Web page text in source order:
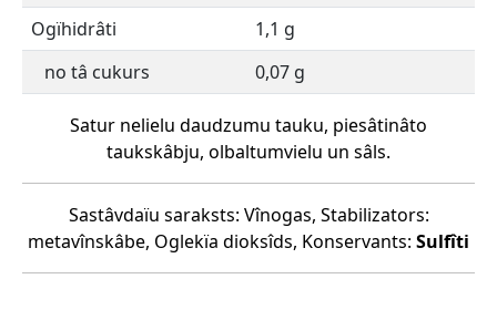
Ogïhidrâti
1,1 g
no tâ cukurs
0,07 g
Satur nelielu daudzumu tauku, piesâtinâto
taukskâbju, olbaltumvielu un sâls.
Sastâvdaïu saraksts: Vînogas, Stabilizators:
metavînskâbe, Oglekïa dioksîds, Konservants: Sulfîti